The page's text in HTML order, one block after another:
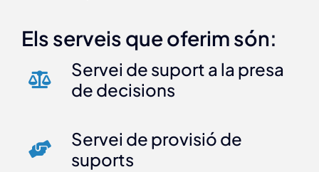
Els serveis que oferim són:
Servei de suport a la presa
de decisions
Servei de provisió de
suports